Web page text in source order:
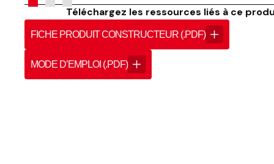
Téléchargez les ressources liés à ce
FICHE PRODUIT CONSTRUCTEUR (.PDF)
MODE D’EMPLOI (.PDF)